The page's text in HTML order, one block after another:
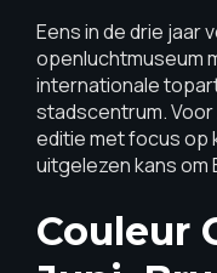
Eens in de drie jaar
openluchtmuseum
internationale
stadscentrum.
editie met focus op
uitgelezen kans om
Couleur